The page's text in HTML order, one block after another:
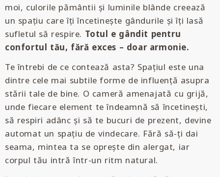
moi, culorile pământii și luminile blânde creează
un spațiu care îți încetinește gândurile și îți lasă
sufletul să respire. Totul e gândit pentru
confortul tău, fără exces – doar armonie.
Te întrebi de ce contează asta? Spațiul este una
dintre cele mai subtile forme de influență asupra
stării tale de bine. O cameră amenajată cu grijă,
unde fiecare element te îndeamnă să încetinești,
să respiri adânc și să te bucuri de prezent, devine
automat un spațiu de vindecare. Fără să-ți dai
seama, mintea ta se oprește din alergat, iar
corpul tău intră într-un ritm natural.